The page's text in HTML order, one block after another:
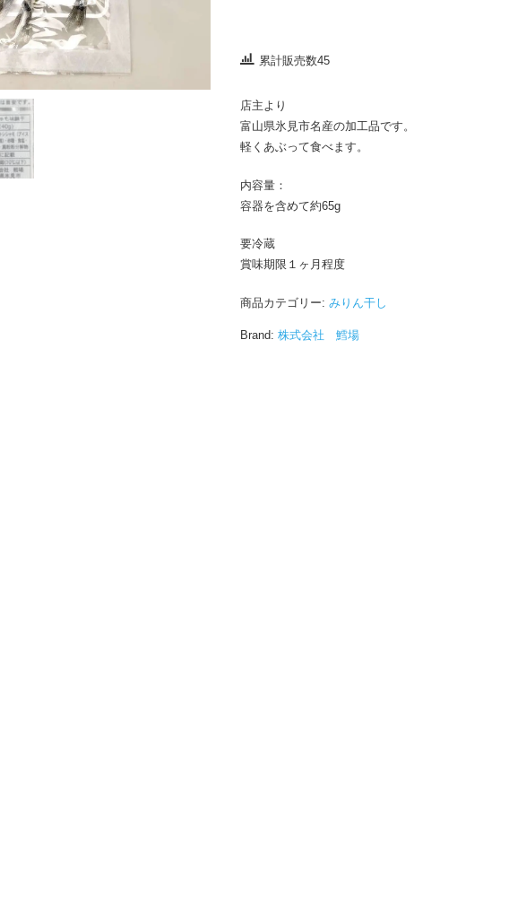
個
累計販売数45
店主より
富山県氷見市名産の加工品です。
軽くあぶって食べます。
内容量：
容器を含めて約65g
要冷蔵
賞味期限１ヶ月程度
商品カテゴリー: みりん干し
Brand: 株式会社 鱈場